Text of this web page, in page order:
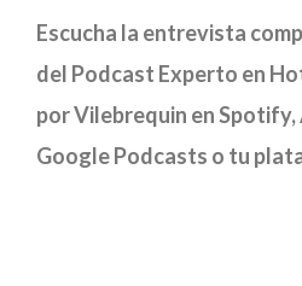
Escucha la entrevista
del Podcast Experto en
por Vilebrequin en
Google Podcasts o tu